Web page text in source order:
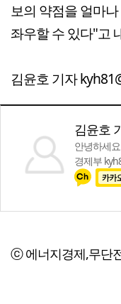
보의 약점을 얼마
좌우할 수 있다"고
김윤호 기자
김윤호
안녕하세
경제부
ⓒ 에너지경제,무단